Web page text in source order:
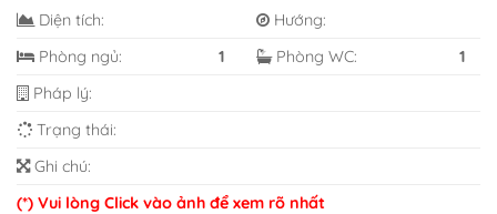
Diện tích:
Hướng:
Phòng ngủ:
1 Phòng WC:
1
Pháp lý:
Trạng thái:
Ghi chú:
(*) Vui lòng Click vào ảnh để xem rõ nhất